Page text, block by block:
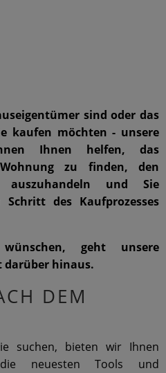
sind oder das
kaufen möchten - unsere
Ihnen helfen, das
zu finden, den
auszuhandeln und Sie
des Kaufprozesses
geht unsere
hinaus.
DEM
suchen, bieten wir Ihnen
neuesten Tools und